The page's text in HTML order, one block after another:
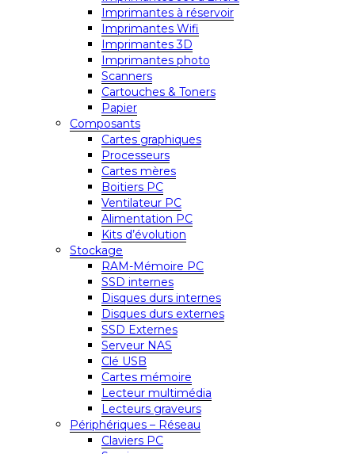
Imprimantes à réservoir
Imprimantes Wifi
Imprimantes 3D
Imprimantes photo
Scanners
Cartouches & Toners
Papier
Composants
Cartes graphiques
Processeurs
Cartes mères
Boitiers PC
Ventilateur PC
Alimentation PC
Kits d’évolution
Stockage
RAM-Mémoire PC
SSD internes
Disques durs internes
Disques durs externes
SSD Externes
Serveur NAS
Clé USB
Cartes mémoire
Lecteur multimédia
Lecteurs graveurs
Périphériques – Réseau
Claviers PC